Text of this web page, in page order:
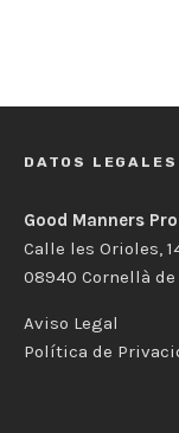
DATOS LEGALES
Good Manners
Calle les Orioles,
08940 Cornellà
Aviso Legal
Política de